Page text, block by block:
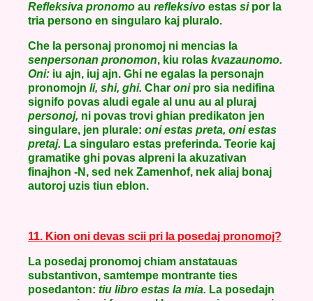
Refleksiva pronomo au refleksivo estas sipor la
tria persono en singularo kaj pluralo.
Che la personaj pronomoj ni mencias la
senpersonan pronomon, kiu rolas kvazaunomo.
Oni: iu ajn, iuj ajn. Ghi ne egalas la personajn
pronomojn li, shi, ghi. Char onipro sia nedifina
signifo povas aludi egale al unu au al pluraj
personoj, ni povas trovi ghian predikaton jen
singulare, jen plurale: oni estas preta, oni estas
pretaj. La singularo estas preferinda. Teorie kaj
gramatike ghi povas alpreni la akuzativan
finajhon -N, sed nek Zamenhof, nek aliaj bonaj
autoroj uzis tiun eblon.
11. Kion oni devas scii pri la posedaj pronomoj?
La posedaj pronomoj chiam anstatauas
substantivon, samtempe montrante ties
posedanton: tiu libro estas la mia. La posedajn